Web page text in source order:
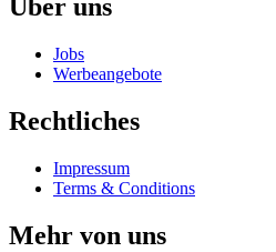
Über uns
Jobs
Werbeangebote
Rechtliches
Impressum
Terms & Conditions
Mehr von uns